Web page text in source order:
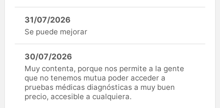
31/07/2026
Se puede mejorar
30/07/2026
Muy contenta, porque nos permite a la gente
que no tenemos mutua poder acceder a
pruebas médicas diagnósticas a muy buen
precio, accesible a cualquiera.